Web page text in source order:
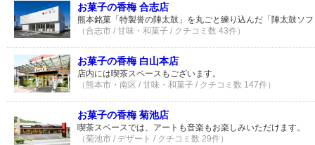
お菓子の香梅 合志店
熊本銘菓「特製誉の陣太鼓」を丸ごと練り込んだ「陣太鼓ソ
（合志市 / 甘味・和菓子 / クチコミ数 43件）
お菓子の香梅 白山本店
店内には喫茶スペースもございます。
（熊本市・南区 / 甘味・和菓子 / クチコミ数 147件）
お菓子の香梅 菊池店
喫茶スペースでは、アートも音楽もお楽しみいただけます。
（菊池市 / デザート / クチコミ数 29件）